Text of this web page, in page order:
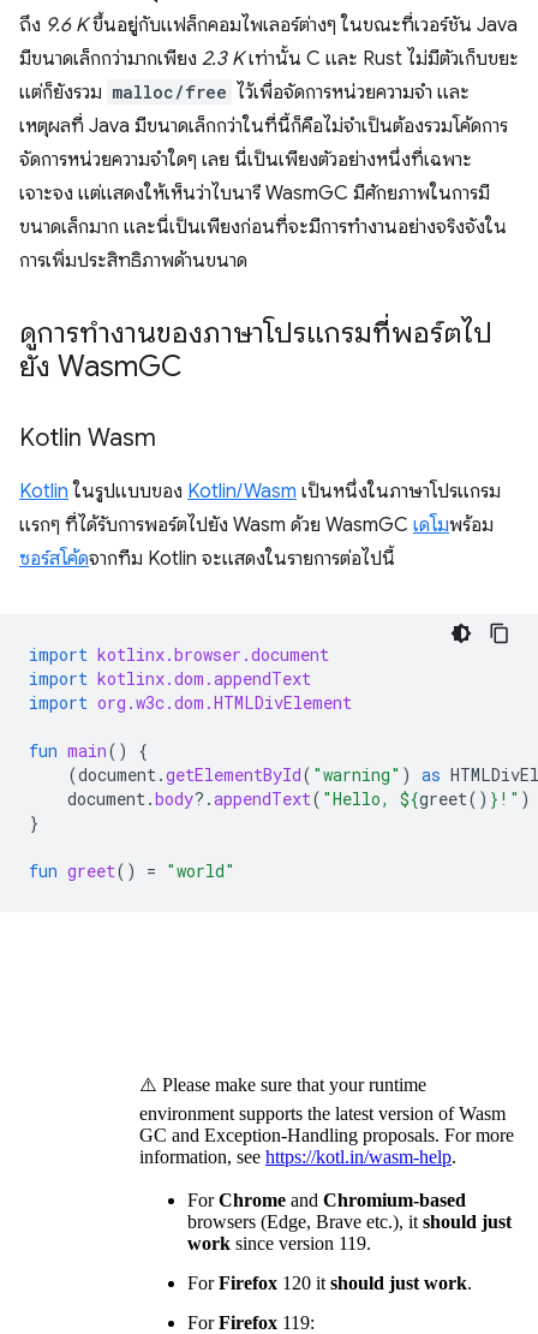
ถึง 9.6 Kขึ้นอยู่กับแฟล็กคอมไพเลอร์ต่างๆ ในขณะที่เวอร์ชัน Java
มีขนาดเล็กกว่ามากเพียง 2.3 Kเท่านั้น C และ Rust ไม่มีตัวเก็บขยะ
แต่ก็ยังรวม malloc/free ไว้เพื่อจัดการหน่วยความจำ และ
เหตุผลที่ Java มีขนาดเล็กกว่าในที่นี้ก็คือไม่จำเป็นต้องรวมโค้ดการ
จัดการหน่วยความจำใดๆ เลย นี่เป็นเพียงตัวอย่างหนึ่งที่เฉพาะ
เจาะจง แต่แสดงให้เห็นว่าไบนารี WasmGC มีศักยภาพในการมี
ขนาดเล็กมาก และนี่เป็นเพียงก่อนที่จะมีการทำงานอย่างจริงจังใน
การเพิ่มประสิทธิภาพด้านขนาด
ดูการทำงานของภาษาโปรแกรมที่พอร์ตไป
ยัง WasmGC
Kotlin Wasm
Kotlin ในรูปแบบของ Kotlin/Wasm เป็นหนึ่งในภาษาโปรแกรม
แรกๆ ที่ได้รับการพอร์ตไปยัง Wasm ด้วย WasmGC เดโมพร้อม
ซอร์สโค้ดจากทีม Kotlin จะแสดงในรายการต่อไปนี้
import kotlinx.browser.document
import kotlinx.dom.appendText
import org.w3c.dom.HTMLDivElement
fun main()
{
(document.getElementById( "warning" ) as
document.body?.appendText( "Hello, ${greet() } !" )
}
fun greet() = "world"